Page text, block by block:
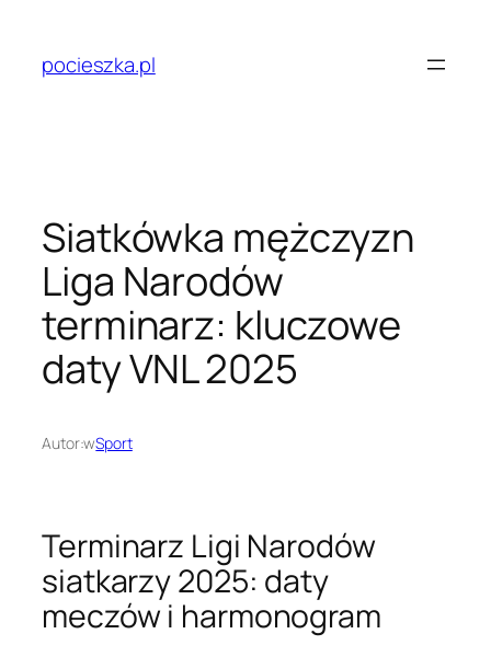
treścipocieszka.pl
Siatkówka mężczyzn
Liga Narodów
terminarz: kluczowe
daty VNL 2025
Autor:wSport
Terminarz Ligi Narodów
siatkarzy 2025: daty
meczów i harmonogram